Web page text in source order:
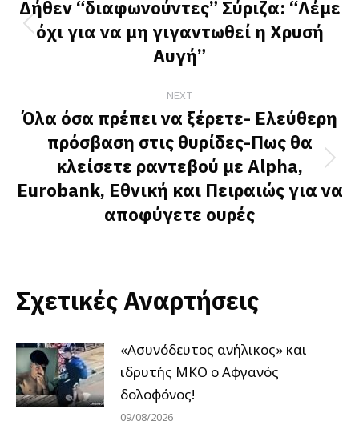
navigation
Previous
post:
Δήθεν “διαφωνούντες” Σύριζα: “Λέμε
όχι για να μη γιγαντωθεί η Χρυσή
Αυγή”
NEXT
Next
post:
Όλα όσα πρέπει να ξέρετε- Ελεύθερη
πρόσβαση στις θυρίδες-Πως θα
κλείσετε ραντεβού με Alpha,
Eurobank, Εθνική και Πειραιώς για να
αποφύγετε ουρές
Σχετικές Αναρτήσεις
«Ασυνόδευτος ανήλικος» και
ιδρυτής ΜΚΟ ο Αφγανός
δολοφόνος!
09/08/2026